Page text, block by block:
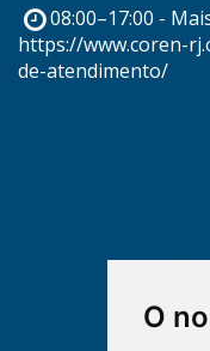
O
08:00–17:00 -
https://www.coren-
de-atendimento/